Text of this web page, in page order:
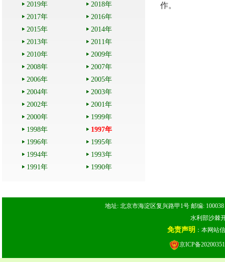
2019年
2018年
2017年
2016年
2015年
2014年
2013年
2011年
2010年
2009年
2008年
2007年
2006年
2005年
2004年
2003年
2002年
2001年
2000年
1999年
1998年
1997年
1996年
1995年
1994年
1993年
1991年
1990年
作。
地址: 北京市海淀区复兴路甲1号 邮编:
水利部沙棘
免责声明 ：本网站
京ICP备